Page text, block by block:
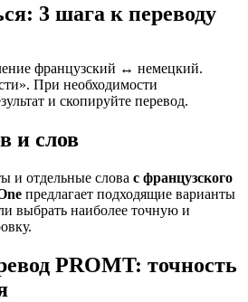
3 шага к переводу
французский ↔ немецкий.
При необходимости
и скопируйте перевод.
и слов
и отдельные слова с французского
предлагает подходящие варианты
выбрать наиболее точную и
PROMT: точность